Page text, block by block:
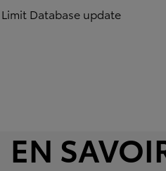
Database update
EN